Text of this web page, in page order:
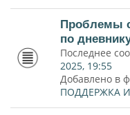
Проблемы
по
Последнее
2025, 19:55
Добавлено в
ПОДДЕРЖКА